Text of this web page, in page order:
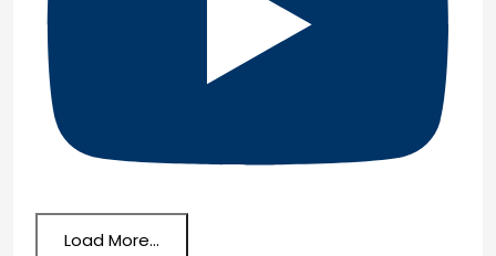
Load More...